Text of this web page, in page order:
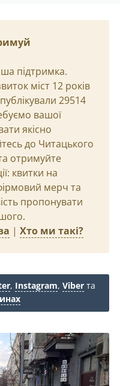
підтримка.
міст 12 років
29514
вашої
якісно
до Читацького
отримуйте
квитки на
мерч та
пропонувати
| Хто ми такі?
, Instagram, Viber та